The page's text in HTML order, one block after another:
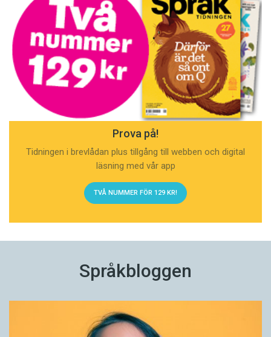
Prova på!
Tidningen i brevlådan plus tillgång till webben och digital
läsning med vår app
TVÅ NUMMER FÖR 129 KR!
Språkbloggen